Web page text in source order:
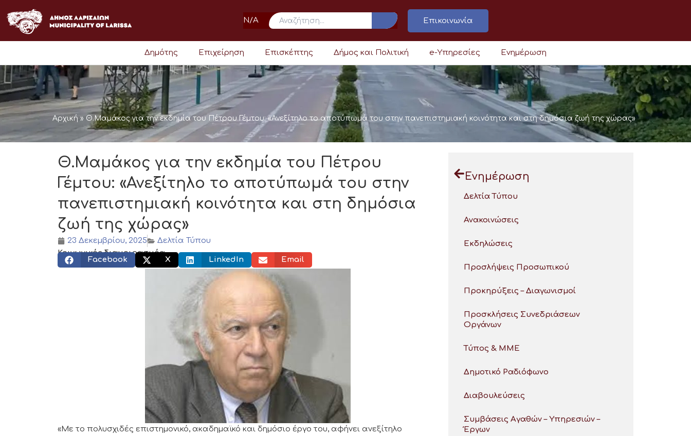
στο
περιεχόμενο
N/A Επικοινωνία
Δημότης Επιχείρηση Επισκέπτης Δήμος και Πολιτική e-Υπηρεσίες Ενημέρωση
Αρχική » Θ.Μαμάκος για την εκδημία του Πέτρου Γέμτου: «Ανεξίτηλο το αποτύπωμά του στην πανεπιστημιακή κοινότητα και στη δημόσια ζωή της χώρας»
Θ.Μαμάκος για την εκδημία του Πέτρου
Γέμτου: «Ανεξίτηλο το αποτύπωμά του στην
πανεπιστημιακή κοινότητα και στη δημόσια
ζωή της χώρας»
23 Δεκεμβρίου, 2025
Δελτία Τύπου
Κοινωνικός διαμοιρασμός:
Facebook X LinkedIn Email
«Με το πολυσχιδές επιστημονικό, ακαδημαϊκό και δημόσιο έργο του, αφήνει ανεξίτηλο
Ενημέρωση
Δελτία Τύπου
Ανακοινώσεις
Εκδηλώσεις
Προσλήψεις Προσωπικού
Προκηρύξεις – Διαγωνισμοί
Προσκλήσεις Συνεδριάσεων
Οργάνων
Τύπος & ΜΜΕ
Δημοτικό Ραδιόφωνο
Διαβουλεύσεις
Συμβάσεις Αγαθών – Υπηρεσιών –
Έργων